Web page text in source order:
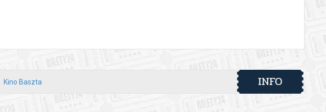
Kino Baszta INFO